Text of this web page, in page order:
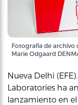
Fotografía de archivo
Marie Odgaard
Nueva Delhi
Laboratories ha
lanzamiento en